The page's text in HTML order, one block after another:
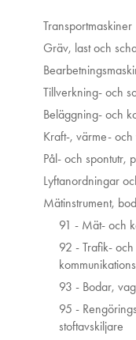
Transportmaskiner
Gräv, last och
Tillverkning- och
Beläggning- och
Kraft-, värme- och
Pål- och spontutr,
Lyftanordningar
Mätinstrument,
91 - Mät- och
92 - Trafik- och
93 - Bodar,
95 -
stoftavskiljare